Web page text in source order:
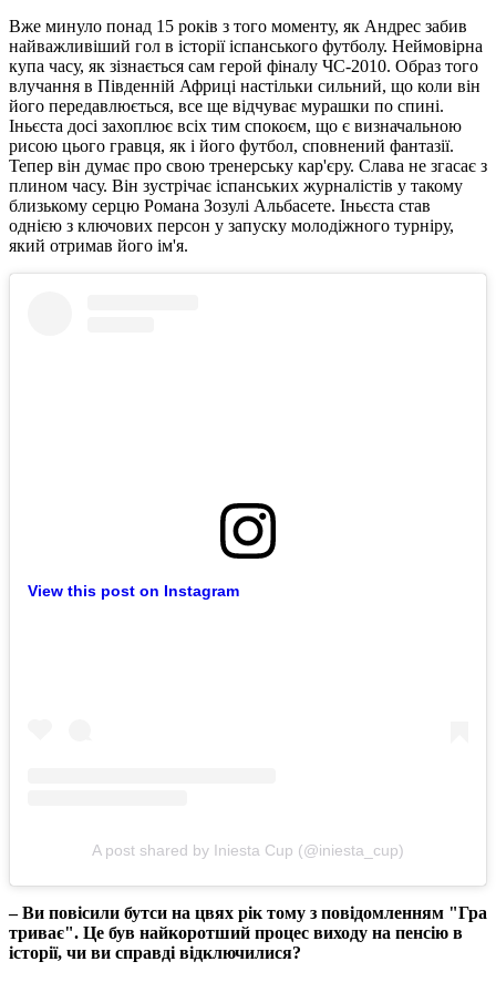
Вже минуло понад 15 років з того моменту, як Андрес забив
найважливіший гол в історії іспанського футболу. Неймовірна
купа часу, як зізнається сам герой фіналу ЧС-2010. Образ того
влучання в Південній Африці настільки сильний, що коли він
його передавлюється, все ще відчуває мурашки по спині.
Іньєста досі захоплює всіх тим спокоєм, що є визначальною
рисою цього гравця, як і його футбол, сповнений фантазії.
Тепер він думає про свою тренерську кар'єру. Слава не згасає з
плином часу. Він зустрічає іспанських журналістів у такому
близькому серцю Романа Зозулі Альбасете. Іньєста став
однією з ключових персон у запуску молодіжного турніру,
який отримав його ім'я.
View this post on Instagram
A post shared by Iniesta Cup (@iniesta_cup)
– Ви повісили бутси на цвях рік тому з повідомленням "Гра
триває". Це був найкоротший процес виходу на пенсію в
історії, чи ви справді відключилися?